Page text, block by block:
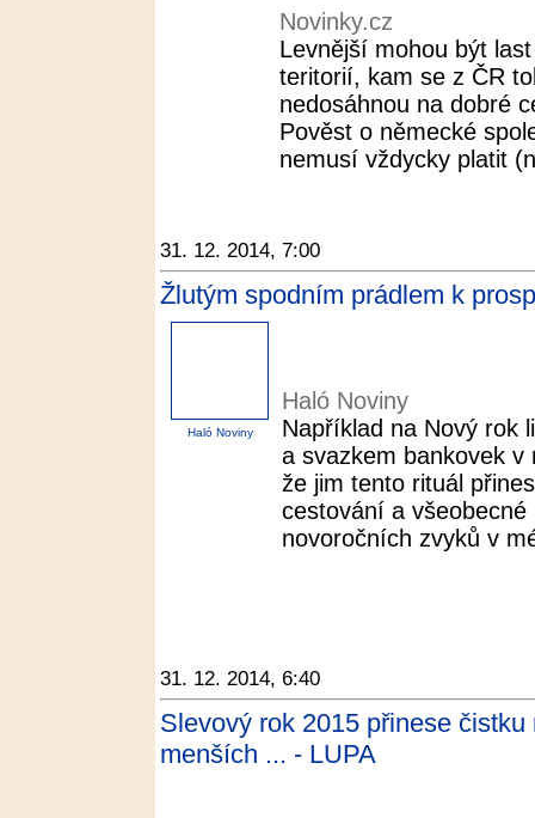
Novinky.cz
Levnější mohou být
teritorií, kam se z ČR
nedosáhnou na dobré
Pověst o německé
nemusí vždycky platit
31. 12. 2014, 7:00
Žlutým spodním prádlem k
Haló Noviny
Haló Noviny
Například na Nový rok
a svazkem bankovek
že jim tento rituál
cestování a
novoročních zvyků v
31. 12. 2014, 6:40
Slevový rok 2015 přinese
menších ... - LUPA